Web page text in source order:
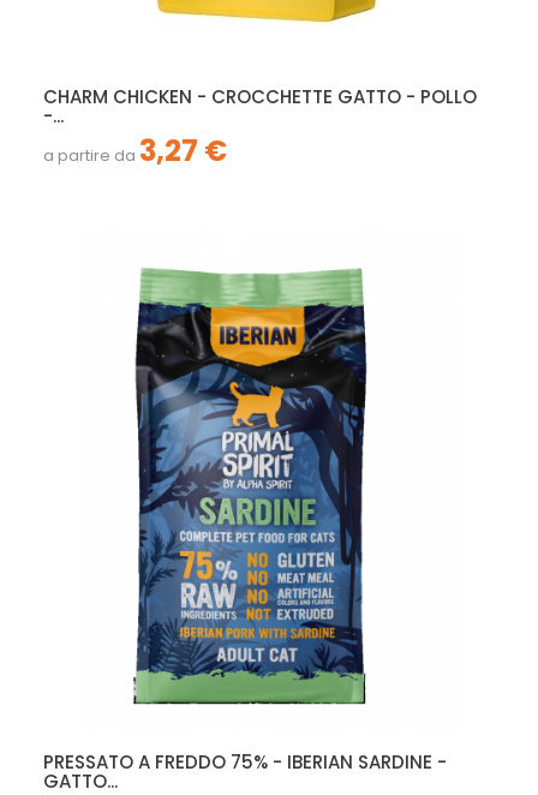
CHARM CHICKEN - CROCCHETTE GATTO - POLLO
-...
a partire da 3,27 €
PRESSATO A FREDDO 75% - IBERIAN SARDINE -
GATTO...